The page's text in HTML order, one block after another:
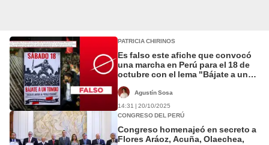
PATRICIA CHIRINOS
Es falso este afiche que convocó
una marcha en Perú para el 18 de
octubre con el lema "Bájate a un
Agustín Sosa
14:31 | 20/10/2025
CONGRESO DEL PERÚ
Congreso homenajeó en secreto a
Flores Aráoz, Acuña, Olaechea,